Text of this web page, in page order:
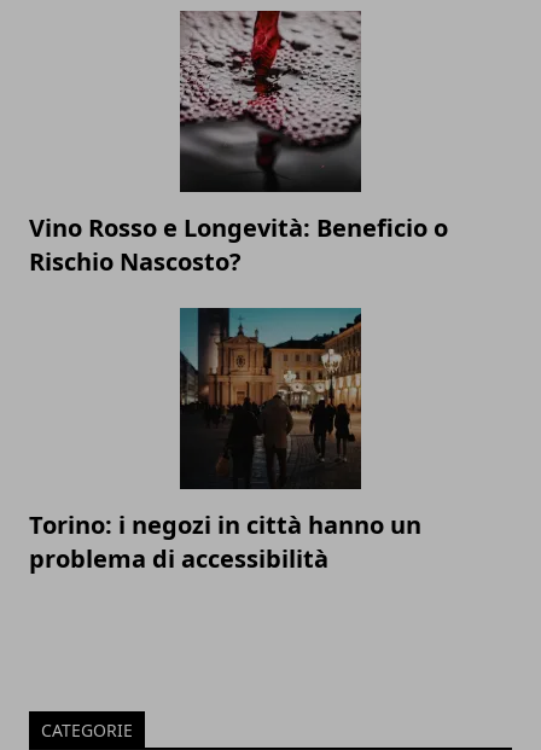
Vino Rosso e Longevità: Beneficio o
Rischio Nascosto?
Torino: i negozi in città hanno un
problema di accessibilità
CATEGORIE